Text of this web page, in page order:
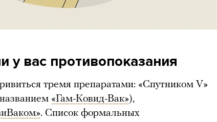
у вас противопоказания
тремя препаратами: «Спутником V»
«Гам-Ковид-Вак»),
. Список формальных